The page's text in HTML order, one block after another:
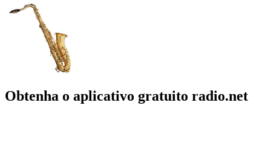
Obtenha o aplicativo gratuito radio.net